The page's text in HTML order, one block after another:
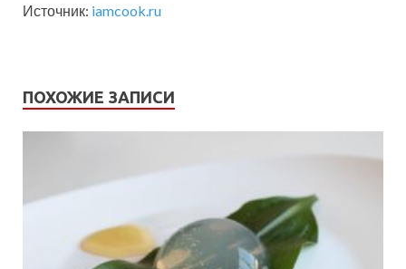
Источник: iamcook.ru
ПОХОЖИЕ ЗАПИСИ